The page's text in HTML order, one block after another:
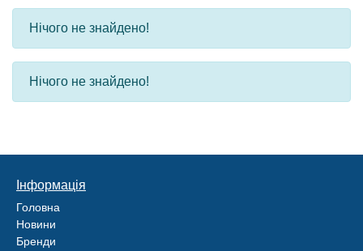
Нічого не знайдено!
Нічого не знайдено!
Інформація
Головна
Новини
Бренди